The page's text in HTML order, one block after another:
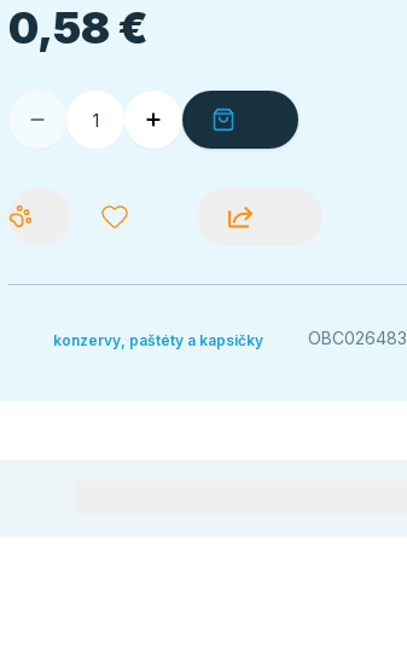
0,58 €
konzervy, paštéty a kapsičky OBC026483